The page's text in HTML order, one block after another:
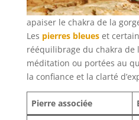
apaiser le chakra de la
Les pierres bleueset
rééquilibrage du chakra de
méditation ou portées au
la confiance et la clarté
Pierre associée